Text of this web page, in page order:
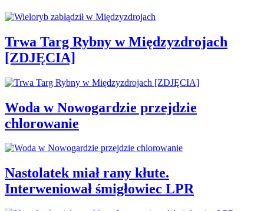
Trwa Targ Rybny w Międzyzdrojach
[ZDJĘCIA]
Woda w Nowogardzie przejdzie
chlorowanie
Nastolatek miał rany kłute.
Interweniował śmigłowiec LPR